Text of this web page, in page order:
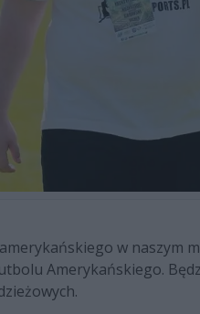
w naszym
Amerykańskiego.